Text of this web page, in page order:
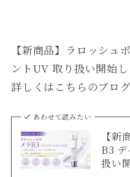
【新商品】ラロッシュ
ントUV 取り扱い開始し
詳しくはこちらのブロ
あわせて読みたい
【新
B3
扱い